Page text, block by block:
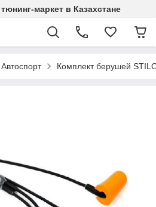
маркет в Казахстане
Автоспорт Комплект берушей